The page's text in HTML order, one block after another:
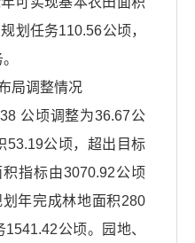
划任务110.56公顷，
局调整情况
公顷调整为36.67公
53.19公顷，超出目标
指标由3070.92公顷
年完成林地面积280
公顷。园地、